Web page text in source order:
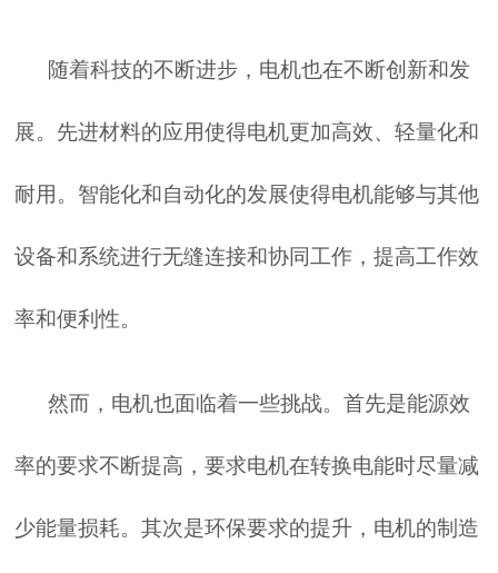
随着科技的不断进步，电机也在不断创新和发
展。先进材料的应用使得电机更加高效、轻量化和
耐用。智能化和自动化的发展使得电机能够与其他
设备和系统进行无缝连接和协同工作，提高工作效
率和便利性。
然而，电机也面临着一些挑战。首先是能源效
率的要求不断提高，要求电机在转换电能时尽量减
少能量损耗。其次是环保要求的提升，电机的制造